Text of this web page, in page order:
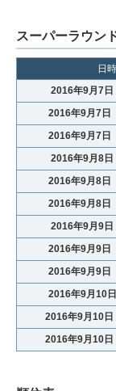
スーパーラウン
日時
2016年9月7
2016年9月7日
2016年9月7日
2016年9月8
2016年9月8日
2016年9月8日
2016年9月9
2016年9月9日
2016年9月9日
2016年9月10
2016年9月10
2016年9月10